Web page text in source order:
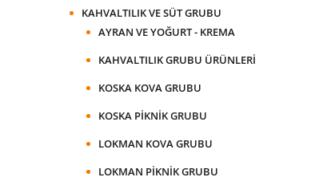
KAHVALTILIK VE SÜT GRUBU
AYRAN VE YOĞURT - KREMA
KAHVALTILIK GRUBU ÜRÜNLERI
KOSKA KOVA GRUBU
KOSKA PIKNIK GRUBU
LOKMAN KOVA GRUBU
LOKMAN PIKNIK GRUBU